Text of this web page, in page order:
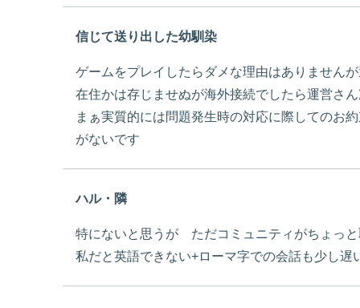
信じて送り出した幼馴染
ゲームをプレイしたらダメな理由はありません
在住かは存じませぬが海外接続でしたら運営さ
まぁ実質的には問題発生時の対応に際してのお
がないです
ハル・隣
特にないと思うが ただコミュニティがちょっ
私だと英語できない+ローマ字での会話も少し遅